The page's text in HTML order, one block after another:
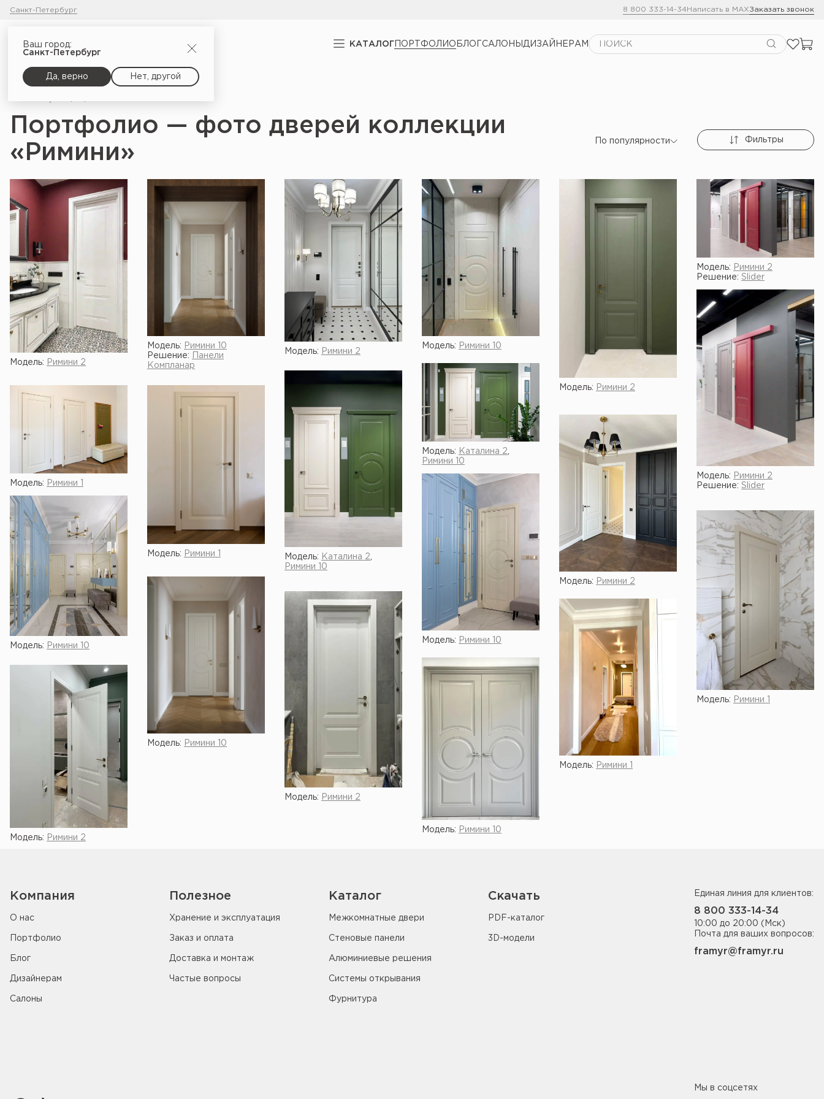
Санкт-Петербург 8 800 333-14-34Написать в MAXЗаказать звонок
КАТАЛОГ ПОРТФОЛИО БЛОГСАЛОНЫ ДИЗАЙНЕРАМ
Ваш город:
Санкт-Петербург
Да, верно Нет, другой
Портфолио — фото дверей коллекции
«Римини»
По популярности Фильтры
Модель: Римини 2
Модель:
Римини 10
Решение:
Панели
Компланар
Модель: Римини 2
Модель: Римини 10
Модель: Римини 2
Модель:
Римини 2
Решение: Slider
Модель:
Римини 2
Решение: Slider
Модель: Каталина 2
Римини 10
Модель: Каталина 2
Римини 10
Модель: Римини 1
Модель: Римини 1
Модель: Римини 2
Модель: Римини 10
Модель: Римини 10
Модель: Римини 1
Модель: Римини 10
Модель: Римини 2
Модель: Римини 1
Модель:
Римини 10
Модель:
Римини 2
Компания
О нас
Портфолио
Блог
Дизайнерам
Салоны
Полезное
Хранение и эксплуатация
Заказ и оплата
Доставка и монтаж
Частые вопросы
Каталог
Межкомнатные двери
Стеновые панели
Алюминиевые решения
Системы открывания
Фурнитура
Скачать
PDF-каталог
3D-модели
Единая линия для клиентов:
8 800 333-14-34
10:00 до 20:00 (Мск)
Почта для ваших вопросов:
framyr@framyr.ru
Мы в соцсетях